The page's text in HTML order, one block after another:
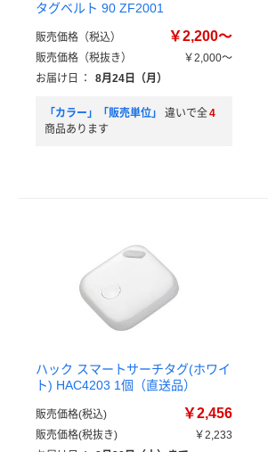
タグベルト 90 ZF2001
販売価格（税込） ￥2,200～
販売価格（税抜き）
￥2,000～
お届け日
： 8月24日（月）
「カラー」「販売単位」 違いで全4
商品あります
ハック スマートサーチタグ(ホワイ
ト) HAC4203 1個（直送品）
販売価格(税込) ￥2,456
販売価格(税抜き)
￥2,233